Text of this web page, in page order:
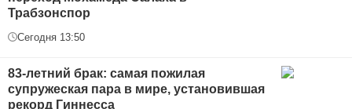
Трабзонспор
Сегодня 13:50
83-летний брак: самая пожилая
супружеская пара в мире, установившая
рекорд Гиннесса